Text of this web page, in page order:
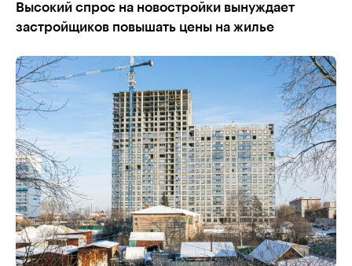
Высокий спрос на новостройки вынуждает
застройщиков повышать цены на жилье